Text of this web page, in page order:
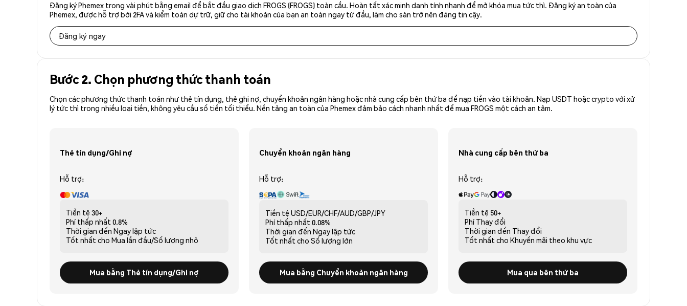
Đăng ký Phemex trong vài phút bằng email để bắt đầu giao dịch FROGS (FROGS) toàn cầu. Hoàn tất xác minh danh tính nhanh để mở khóa mua tức thì. Đăng ký an toàn của
Phemex, được hỗ trợ bởi 2FA và kiểm toán dự trữ, giữ cho tài khoản của bạn an toàn ngay từ đầu, làm cho sàn trở nên đáng tin cậy.
Đăng ký ngay
Bước 2. Chọn phương thức thanh toán
Chọn các phương thức thanh toán như thẻ tín dụng, thẻ ghi nợ, chuyển khoản ngân hàng hoặc nhà cung cấp bên thứ ba để nạp tiền vào tài khoản. Nạp USDT hoặc crypto với xử
lý tức thì trong nhiều loại tiền, không yêu cầu số tiền tối thiểu. Nền tảng an toàn của Phemex đảm bảo cách nhanh nhất để mua FROGS một cách an tâm.
Thẻ tín dụng/Ghi nợ
Hỗ trợ:
Tiền tệ 30+
Phí thấp nhất 0.8%
Thời gian đến Ngay lập tức
Tốt nhất cho Mua lần đầu/Số lượng nhỏ
Mua bằng Thẻ tín dụng/Ghi nợ
Chuyển khoản ngân hàng
Hỗ trợ:
Tiền tệ USD/EUR/CHF/AUD/GBP/JPY
Phí thấp nhất 0.08%
Thời gian đến Ngay lập tức
Tốt nhất cho Số lượng lớn
Mua bằng Chuyển khoản ngân hàng
Nhà cung cấp bên thứ ba
Hỗ trợ:
Tiền tệ 50+
Phí Thay đổi
Thời gian đến Thay đổi
Tốt nhất cho Khuyến mãi theo khu vực
Mua qua bên thứ ba